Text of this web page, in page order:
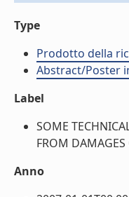
Type
Prodotto della
Abstract/Poster
Label
SOME
FROM
Anno